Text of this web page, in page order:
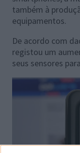
também à
equipamentos.
De acordo com
registou um
seus sensores